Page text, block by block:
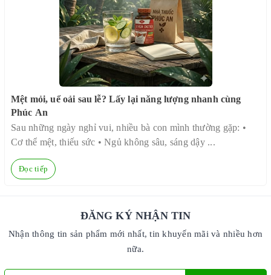
Mệt mỏi, uể oải sau lễ? Lấy lại năng lượng nhanh cùng
Phúc An
Sau những ngày nghỉ vui, nhiều bà con mình thường gặp: •
Cơ thể mệt, thiếu sức • Ngủ không sâu, sáng dậy ...
Đọc tiếp
ĐĂNG KÝ NHẬN TIN
Nhận thông tin sản phẩm mới nhất, tin khuyến mãi và nhiều hơn
nữa.